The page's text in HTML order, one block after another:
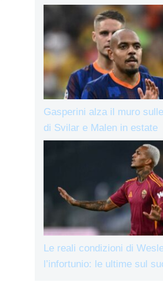
Gasperini alza il muro
di Svilar e Malen in estate
Le reali condizioni di
l’infortunio: le ultime sul